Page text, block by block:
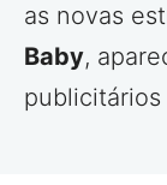
as novas
Baby,